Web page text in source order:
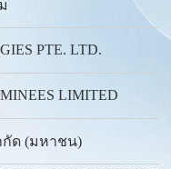
PTE. LTD.
LIMITED
ด (มหาชน)